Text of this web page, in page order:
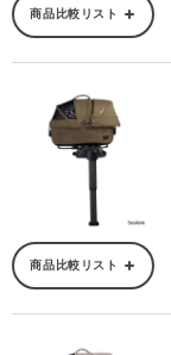
商品比較リスト
商品比較リスト